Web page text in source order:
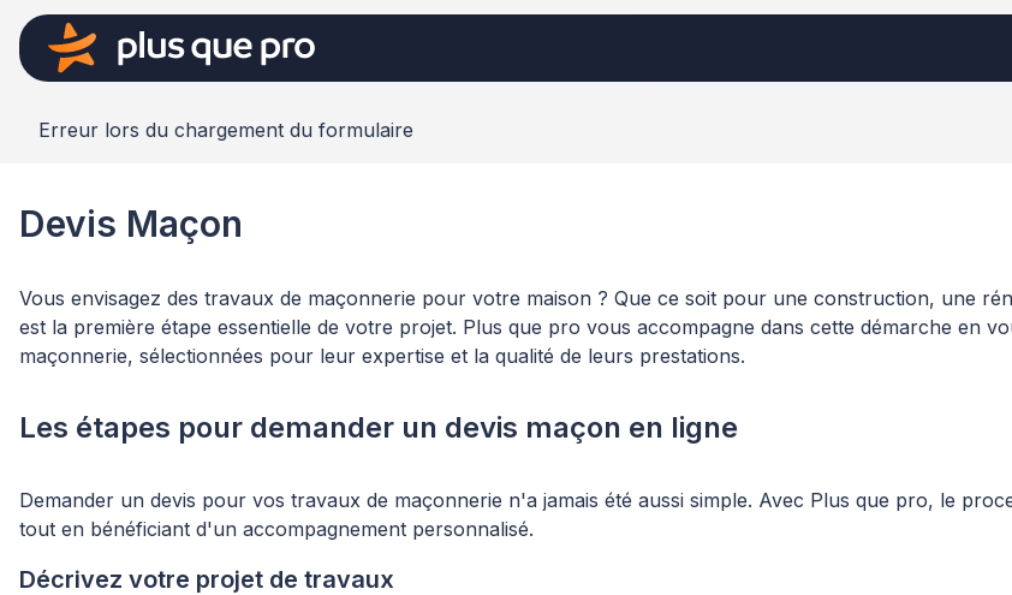
Erreur lors du chargement du formulaire
Devis Maçon
Vous envisagez des travaux de maçonnerie pour votre maison ? Que ce soit pour une construction, une
est la première étape essentielle de votre projet. Plus que pro vous accompagne dans cette démarche en
maçonnerie, sélectionnées pour leur expertise et la qualité de leurs prestations.
Les étapes pour demander un devis maçon en ligne
Demander un devis pour vos travaux de maçonnerie n'a jamais été aussi simple. Avec Plus que pro, le
tout en bénéficiant d'un accompagnement personnalisé.
Décrivez votre projet de travaux